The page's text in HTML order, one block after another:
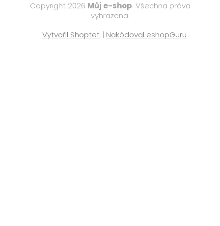
Vytvořil Shoptet | Nakódoval eshopGuru
Copyright 2026 Můj e-shop. Všechna práva
vyhrazena.